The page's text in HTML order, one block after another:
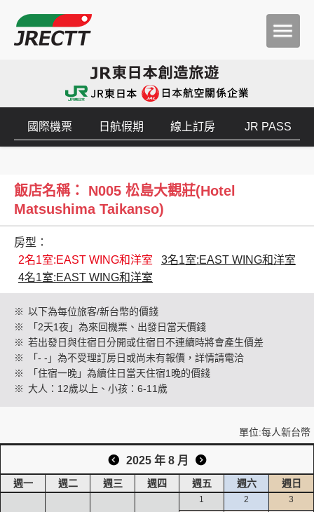
創造旅遊
國際機票 日航假期 線上訂房 JR PASS
飯店名稱： N005 松島大觀莊(Hotel
Matsushima Taikanso)
房型：
2名1室:EAST WING和洋室
3名1室:EAST WING和洋室
4名1室:EAST WING和洋室
※ 以下為每位旅客/新台幣的價錢
※
「2天1夜」為來回機票、出發日當天價錢
※ 若出發日與住宿日分開或住宿日不連續時將會產生價差
※
「- -」為不受理訂房日或尚未有報價，詳情請電洽
※
「住宿一晚」為續住日當天住宿1晚的價錢
※ 大人：12歲以上、小孩：6-11歲
單位:每人新台幣
2025 年 8 月
週一 週二 週三 週四 週五 週六 週日
1 2 3